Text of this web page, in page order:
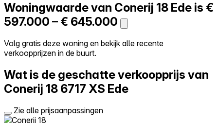
Zelf kopen
Alles-in-één
Reviews
Log in
Woningwaarde van Conerij 18 Ede is €
597.000 – € 645.000
Volg gratis deze woning en bekijk alle recente
verkoopprijzen in de buurt.
Wat is de geschatte verkoopprijs van
Conerij 18 6717 XS Ede
Zie alle prijsaanpassingen